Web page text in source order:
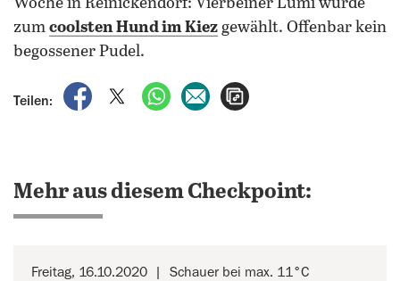
Woche in Reinickendorf: Vierbeiner Lumi wurde
zum coolsten Hund im Kiez gewählt. Offenbar kein
begossener Pudel.
Teilen:
auf Facebook teilen
auf X teilenper WhatsApp teilen
per E-Mail teilen
Mehr aus diesem Checkpoint:
Freitag, 16.10.2020 Schauer bei max. 11°C